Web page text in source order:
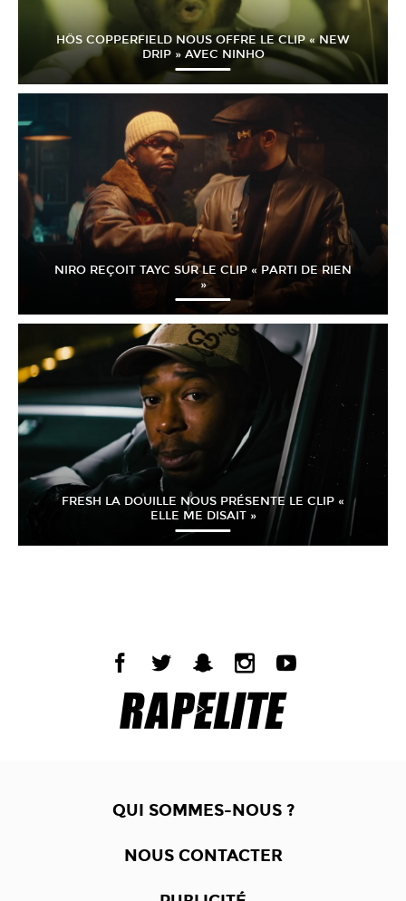
HÖS COPPERFIELD NOUS OFFRE LE CLIP « NEW
DRIP » AVEC NINHO
NIRO REÇOIT TAYC SUR LE CLIP « PARTI DE RIEN
»
FRESH LA DOUILLE NOUS PRÉSENTE LE CLIP «
ELLE ME DISAIT »
QUI SOMMES-NOUS ?
NOUS CONTACTER